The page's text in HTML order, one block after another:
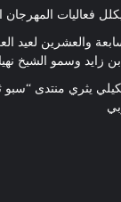
فعاليات المهرجان
والعشرين لعيد
زايد وسمو الشيخ
يثري منتدى “سبو